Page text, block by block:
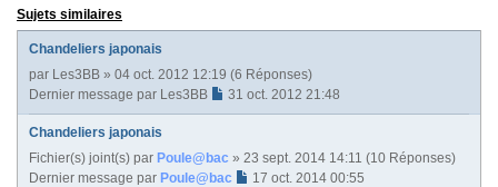
Sujets similaires
Chandeliers japonais
par Les3BB » 04 oct. 2012 12:19 (6 Réponses)
Dernier message par Les3BB 31 oct. 2012 21:48
Chandeliers japonais
Fichier(s) joint(s) par Poule@bac » 23 sept. 2014 14:11 (10 Réponses)
Dernier message par Poule@bac 17 oct. 2014 00:55